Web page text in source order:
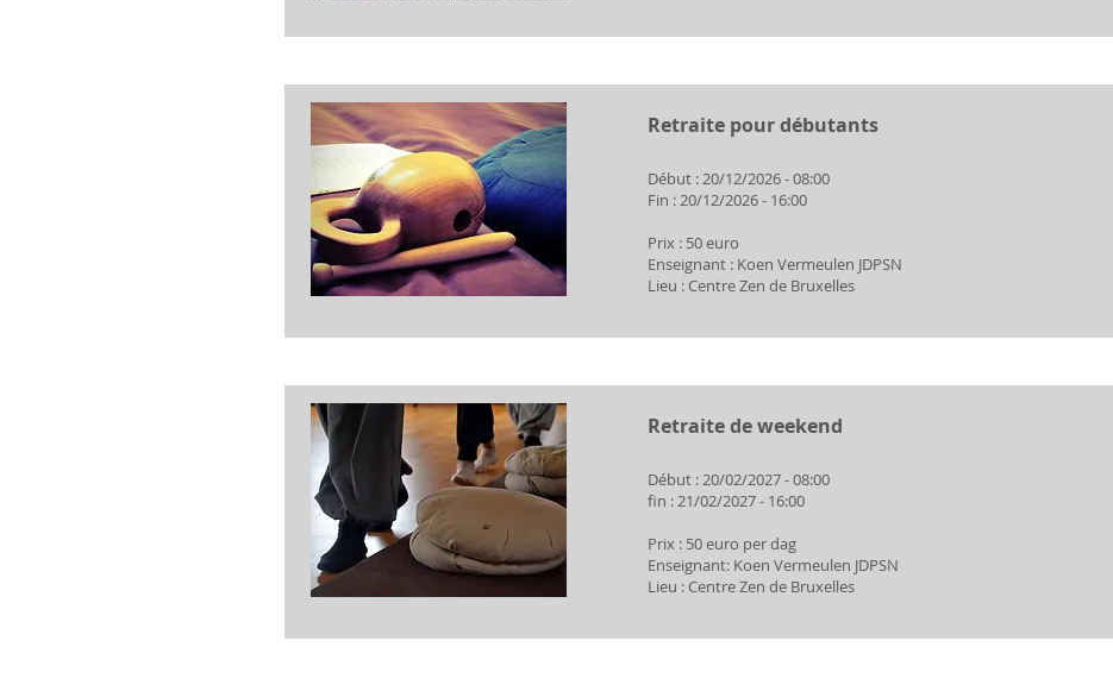
Retraite pour débutants
Début : 20/12/2026 - 08:00
Fin : 20/12/2026 - 16:00
Prix : 50 euro
Enseignant : Koen Vermeulen JDPSN
Lieu : Centre Zen de Bruxelles
Retraite de weekend
Début : 20/02/2027 - 08:00
fin : 21/02/2027 - 16:00
Prix : 50 euro per dag
Enseignant: Koen Vermeulen JDPSN
Lieu : Centre Zen de Bruxelles